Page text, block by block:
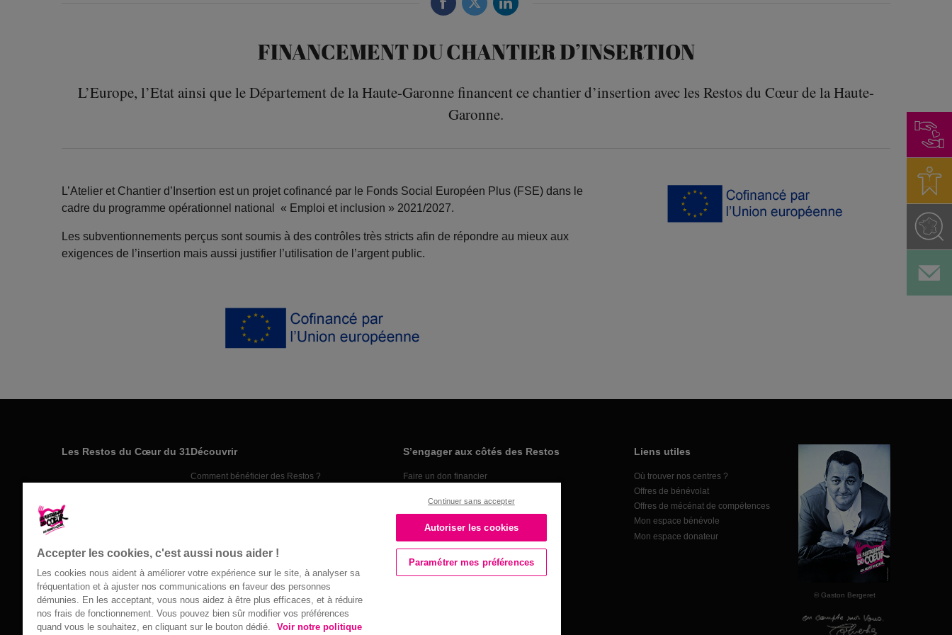
FINANCEMENT DU CHANTIER D’INSERTION
L’Europe, l’Etat ainsi que le Département de la Haute-Garonne financent ce chantier d’insertion avec les Restos du Cœur de la Haute-
Garonne.
L’Atelier et Chantier d’Insertion est un projet cofinancé par le Fonds Social Européen Plus (FSE) dans le
cadre du programme opérationnel national « Emploi et inclusion » 2021/2027.
Les subventionnements perçus sont soumis à des contrôles très stricts afin de répondre au mieux aux
exigences de l’insertion mais aussi justifier l’utilisation de l’argent public.
Les Restos du Cœur du 31
05.34.40.12.12
Découvrir
Comment bénéficier des Restos ?
S’engager aux côtés des Restos
Faire un don financier
Faire un don en nature
Liens utiles
Où trouver nos centres ?
Offres de bénévolat
Offres de mécénat de compétences
Mon espace bénévole
Mon espace donateur
Confidentialité|Accessibilité : non conforme|Mentions légales| 2016 ©
© Gaston Bergeret
Accepter les cookies, c'est aussi nous aider !
Les cookies nous aident à améliorer votre expérience sur le site, à analyser sa
fréquentation et à ajuster nos communications en faveur des personnes
démunies. En les acceptant, vous nous aidez à être plus efficaces, et à réduire
nos frais de fonctionnement. Vous pouvez bien sûr modifier vos préférences
quand vous le souhaitez, en cliquant sur le bouton dédié.
Voir notre politique
Continuer sans accepter
Autoriser les cookies
Paramétrer mes préférences